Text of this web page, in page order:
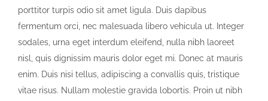
porttitor turpis odio sit amet ligula. Duis dapibus
fermentum orci, nec malesuada libero vehicula ut. Integer
sodales, urna eget interdum eleifend, nulla nibh laoreet
nisl, quis dignissim mauris dolor eget mi. Donec at mauris
enim. Duis nisi tellus, adipiscing a convallis quis, tristique
vitae risus. Nullam molestie gravida lobortis. Proin ut nibh